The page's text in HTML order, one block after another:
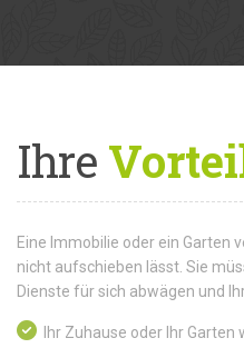
Ihre
Eine Immobilie oder ein Garten
nicht aufschieben lässt. Sie
Dienste für sich abwägen und
Ihr Zuhause oder Ihr Garten